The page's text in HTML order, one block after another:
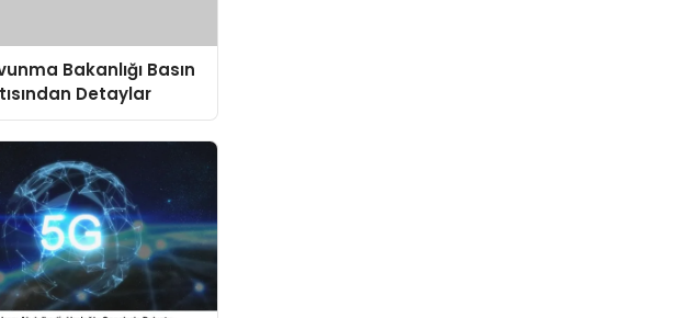
Bakanlığı Basın
Detaylar